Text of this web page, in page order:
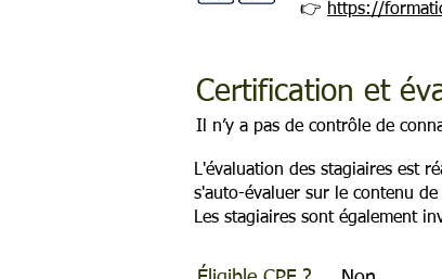
👉 https://
Certification et
Il n’y a pas de contrôle de
L'évaluation des stagiaires est
s'auto-évaluer sur le contenu
Les stagiaires sont également